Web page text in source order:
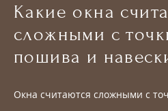
Какие окна
сложными с
пошива и
Окна считаются сложными с